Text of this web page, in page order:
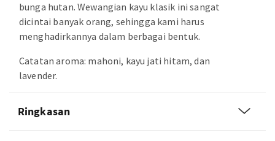
bunga hutan. Wewangian kayu klasik ini sangat
dicintai banyak orang, sehingga kami harus
menghadirkannya dalam berbagai bentuk.
Catatan aroma: mahoni, kayu jati hitam, dan
lavender.
Ringkasan